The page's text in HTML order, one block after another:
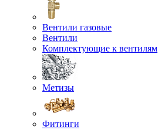
Вентили газовые
Вентили
Комплектующие к вентилям
Метизы
Фитинги